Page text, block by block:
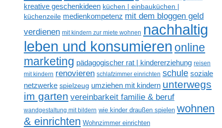
kreative geschenkideen küchen | einbauküchen |
küchenzeile medienkompetenz mit dem bloggen geld
verdienen mit kindern zur miete wohnen nachhaltig
leben und konsumieren online
marketing pädagogischer rat | kindererziehung reisen
mit kindern renovieren schlafzimmer einrichten schule soziale
netzwerke spielzeug umziehen mit kindern unterwegs
im garten vereinbarkeit familie & beruf
wandgestaltung mit bildern wie kinder draußen spielen wohnen
& einrichten Wohnzimmer einrichten